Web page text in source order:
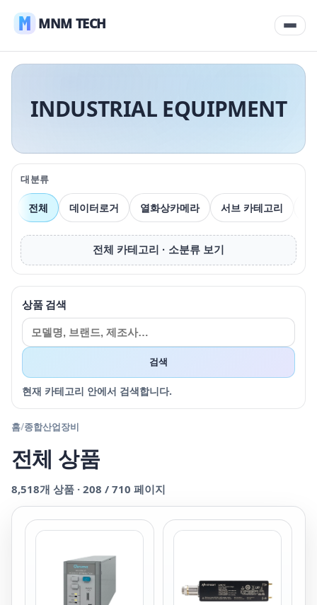
MNM TECH
INDUSTRIAL EQUIPMENT
대분류
전체 데이터로거 열화상카메라 서브 카테고리
전체 카테고리 · 소분류 보기
상품 검색
검색
현재 카테고리 안에서 검색합니다.
홈/종합산업장비
전체 상품
8,518개 상품 · 208 / 710 페이지